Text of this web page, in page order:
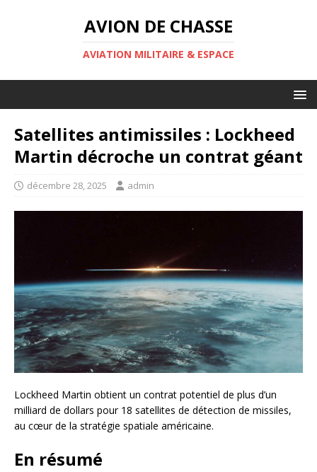
AVION DE CHASSE
AVIATION MILITAIRE & ESPACE
Satellites antimissiles : Lockheed
Martin décroche un contrat géant
décembre 28, 2025 admin
Lockheed Martin obtient un contrat potentiel de plus d’un
milliard de dollars pour 18 satellites de détection de missiles,
au cœur de la stratégie spatiale américaine.
En résumé